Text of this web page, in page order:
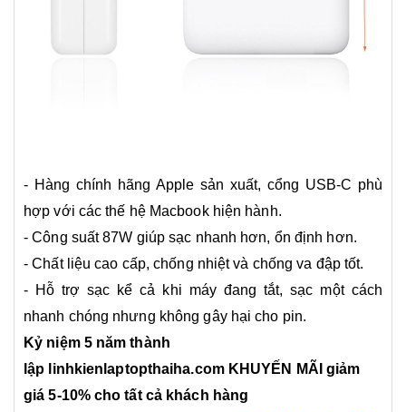
- Hàng chính hãng Apple sản xuất, cổng USB-C phù
hợp với các thế hệ Macbook hiện hành.
- Công suất 87W giúp sạc nhanh hơn, ổn định hơn.
- Chất liệu cao cấp, chống nhiệt và chống va đập tốt.
- Hỗ trợ sạc kể cả khi máy đang tắt, sạc một cách
nhanh chóng nhưng không gây hại cho pin.
Kỷ niệm 5 năm thành
lập linhkienlaptopthaiha.com KHUYẾN MÃIgiảm
giá 5-10% cho tất cả khách hàng